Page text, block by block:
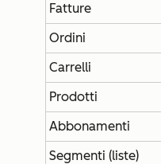
Fatture
Ordini
Carrelli
Prodotti
Abbonamenti
Segmenti (liste)